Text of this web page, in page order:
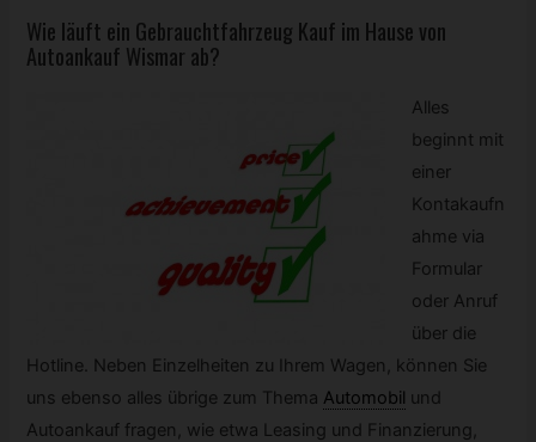
Wie läuft ein Gebrauchtfahrzeug Kauf im Hause von
Autoankauf Wismar ab?
Alles
beginnt mit
einer
Kontakaufn
ahme via
Formular
oder Anruf
über die
Hotline. Neben Einzelheiten zu Ihrem Wagen, können Sie
uns ebenso alles übrige zum Thema Automobil und
Autoankauf fragen, wie etwa Leasing und Finanzierung,